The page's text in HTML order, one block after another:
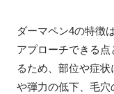
ダーマペン4の特徴
アプローチできる
るため、部位や症
や弾力の低下、毛